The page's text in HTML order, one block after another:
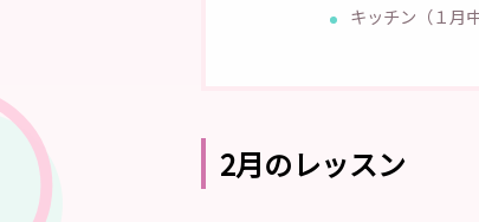
キッチン（１月
2月のレッスン